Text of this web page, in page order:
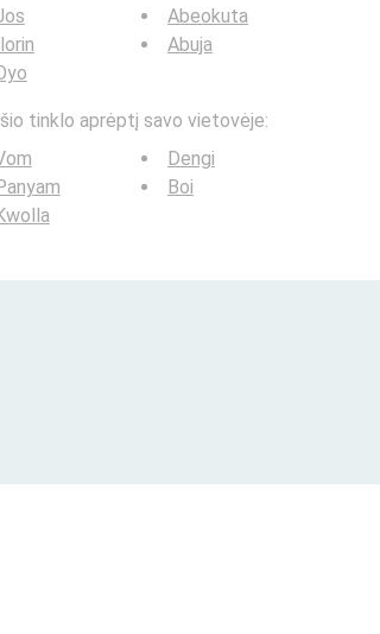
Abeokuta
Abuja
tinklo aprėptį savo vietovėje:
Dengi
Boi